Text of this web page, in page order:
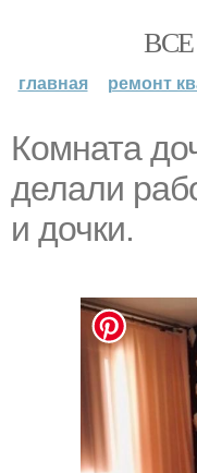
главная ремонт
Комната
делали
и дочки.